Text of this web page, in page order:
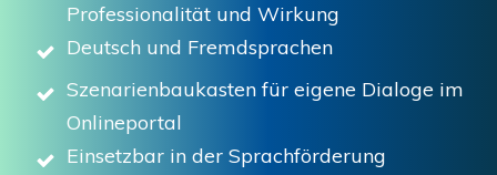
Professionalität und Wirkung
Deutsch und Fremdsprachen
Szenarienbaukasten für eigene Dialoge im
Onlineportal
Einsetzbar in der Sprachförderung